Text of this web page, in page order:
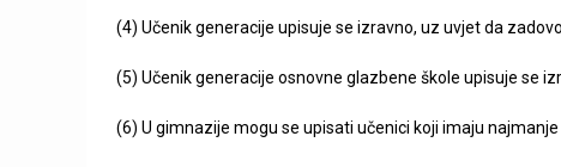
(4) Učenik generacije upisuje se izravno, uz uvjet da
(5) Učenik generacije osnovne glazbene škole upisuje se
(6) U gimnazije mogu se upisati učenici koji imaju